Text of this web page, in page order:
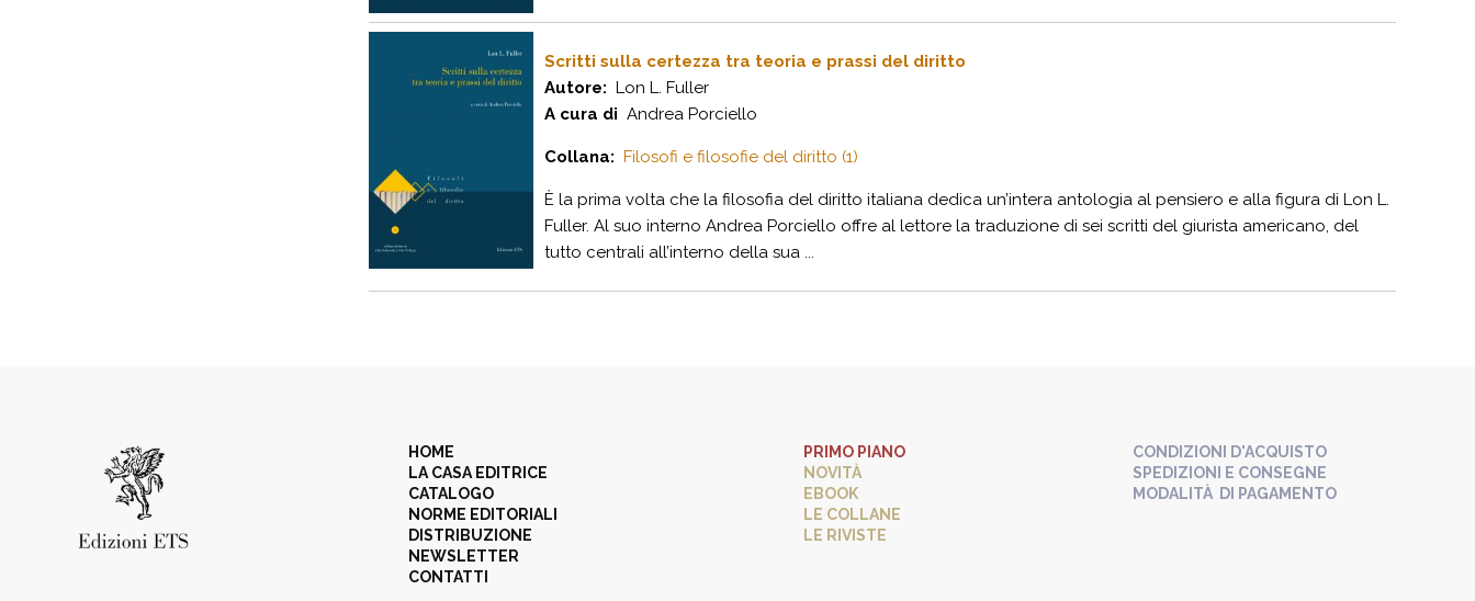
Scritti sulla certezza tra teoria e prassi del diritto
Autore: Lon L. Fuller
A cura di Andrea Porciello
Collana: Filosofi e filosofie del diritto (1)
È la prima volta che la filosofia del diritto italiana dedica un’intera antologia al pensiero e alla figura di Lon L.
Fuller. Al suo interno Andrea Porciello offre al lettore la traduzione di sei scritti del giurista americano, del
tutto centrali all’interno della sua ...
HOME
LA CASA EDITRICE
CATALOGO
NORME EDITORIALI
DISTRIBUZIONE
NEWSLETTER
CONTATTI
PRIMO PIANO
NOVITÀ
EBOOK
LE COLLANE
LE RIVISTE
CONDIZIONI D'ACQUISTO
SPEDIZIONI E CONSEGNE
MODALITÀ DI PAGAMENTO